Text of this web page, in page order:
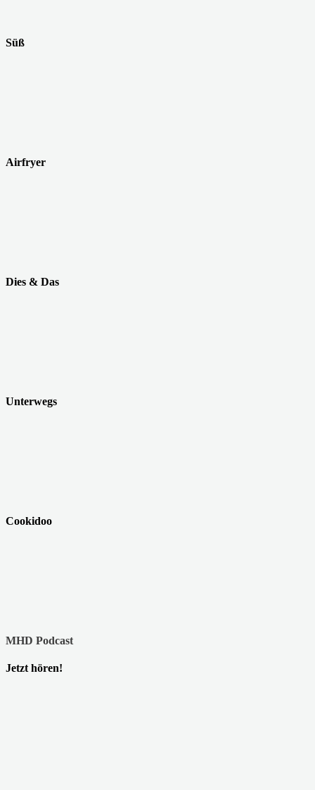
Süß
Airfryer
Dies & Das
Unterwegs
Cookidoo
MHD Podcast
Jetzt hören!